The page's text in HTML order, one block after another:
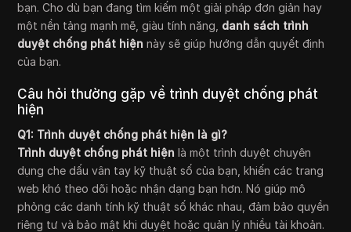
bạn. Cho dù bạn đang tìm kiếm một giải pháp đơn giản hay
một nền tảng mạnh mẽ, giàu tính năng, danh sách trình
duyệt chống phát hiện này sẽ giúp hướng dẫn quyết định
của bạn.
Câu hỏi thường gặp về trình duyệt chống phát
hiện
Q1: Trình duyệt chống phát hiện là gì?
Trình duyệt chống phát hiện là một trình duyệt chuyên
dụng che dấu vân tay kỹ thuật số của bạn, khiến các trang
web khó theo dõi hoặc nhận dạng bạn hơn. Nó giúp mô
phỏng các danh tính kỹ thuật số khác nhau, đảm bảo quyền
riêng tư và bảo mật khi duyệt hoặc quản lý nhiều tài khoản.